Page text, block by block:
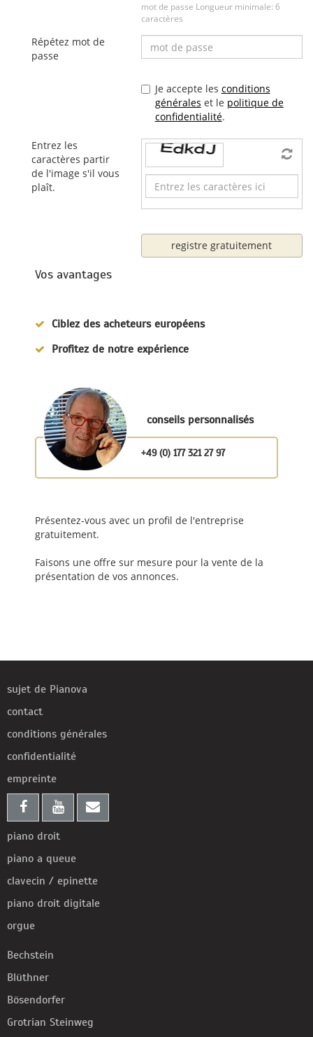
mot de passe Longueur minimale: 6
caractères
Répétez mot de
passe
Je accepte les conditions
générales et le politique de
confidentialité.
Entrez les
caractères partir
de l'image s'il vous
plaît.
registre gratuitement
Vos avantages
Ciblez des acheteurs européens
Profitez de notre expérience
conseils personnalisés
+49 (0) 177 321 27 97
Présentez-vous avec un profil de l'entreprise
gratuitement.
Faisons une offre sur mesure pour la vente de la
présentation de vos annonces.
sujet de Pianova
contact
conditions générales
confidentialité
empreinte
piano droit
piano a queue
clavecin / epinette
piano droit digitale
orgue
Bechstein
Blüthner
Bösendorfer
Grotrian Steinweg